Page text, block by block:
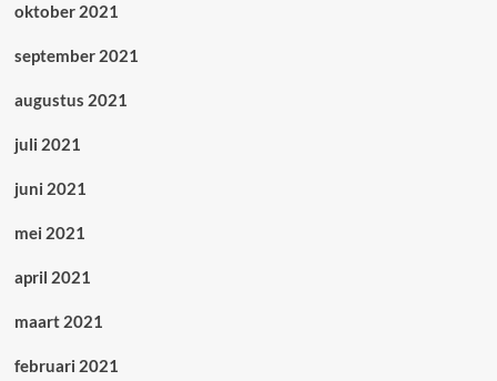
oktober 2021
september 2021
augustus 2021
juli 2021
juni 2021
mei 2021
april 2021
maart 2021
februari 2021